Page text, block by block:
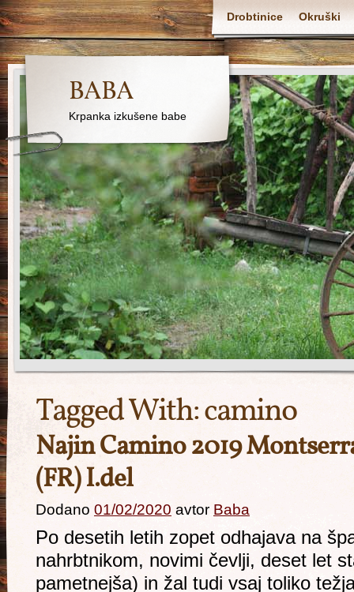
Drobtinice Okruški
BABA
Krpanka izkušene babe
Tagged With:camino
Najin Camino 2019
(FR) I.del
Dodano 01/02/2020 avtor Baba
Po desetih letih zopet odhajava na
nahrbtnikom, novimi čevlji, deset let
pametnejša) in žal tudi vsaj toliko